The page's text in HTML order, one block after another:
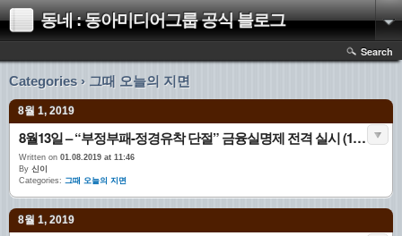
동네 : 동아미디어그룹 공식 블로그
Search
Categories › 그때 오늘의 지면
8월 1, 2019
8월13일 – “부정부패-정경유착 단절” 금융실명제 전격 실시 (1993.08.13. 1면)
Written on 01.08.2019 at 11:46
By 신이
Categories: 그때 오늘의 지면
8월 1, 2019